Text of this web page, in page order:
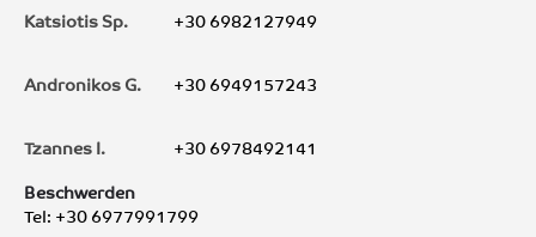
Katsiotis Sp. +30 6982127949
Andronikos G. +30 6949157243
Tzannes I. +30 6978492141
Beschwerden
Tel: +30 6977991799